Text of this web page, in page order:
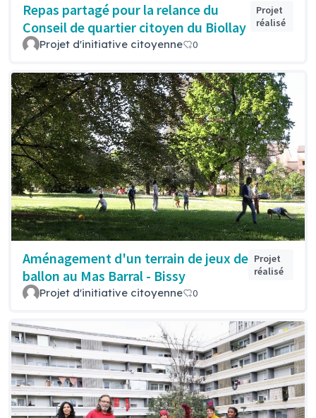
Repas partagé pour la relance du
Conseil de quartier citoyen du Biollay
Projet
réalisé
Projet d'initiative citoyenne 0
Aménagement d'un terrain de jeux de
ballon au Mas Barral - Bissy
Projet
réalisé
Projet d'initiative citoyenne 0